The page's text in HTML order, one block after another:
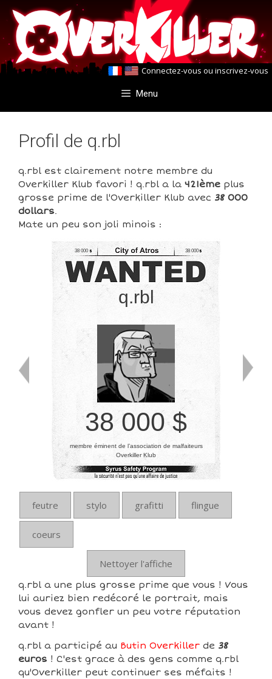
Aller
au
contenu
Aller
au
contenu
Connectez-vous ou inscrivez-vous
Menu
Profil de q.rbl
q.rbl est clairement notre membre du
Overkiller Klub favori ! q.rbl a la 421ème plus
grosse prime de l'Overkiller Klub avec 38 000
dollars.
Mate un peu son joli minois :
38 000
q.rbl
38 000
38 000 $
membre éminent de l’association de malfaiteurs
Overkiller Klub
feutre stylo grafitti flingue
coeurs
Nettoyer l'affiche
q.rbl a une plus grosse prime que vous ! Vous
lui auriez bien redécoré le portrait, mais
vous devez gonfler un peu votre réputation
avant !
q.rbl a participé au Butin Overkiller de 38
euros ! C'est grace à des gens comme q.rbl
qu'Overkiller peut continuer ses méfaits !